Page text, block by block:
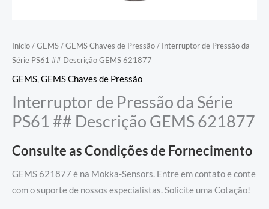
Início/GEMS/GEMS Chaves de Pressão/ Interruptor de Pressão da
Série PS61 ## Descrição GEMS 621877
GEMS,GEMS Chaves de Pressão
Interruptor de Pressão da Série
PS61 ## Descrição GEMS 621877
Consulte as Condições de Fornecimento
GEMS 621877 é na Mokka-Sensors. Entre em contato e conte
com o suporte de nossos especialistas. Solicite uma Cotação!